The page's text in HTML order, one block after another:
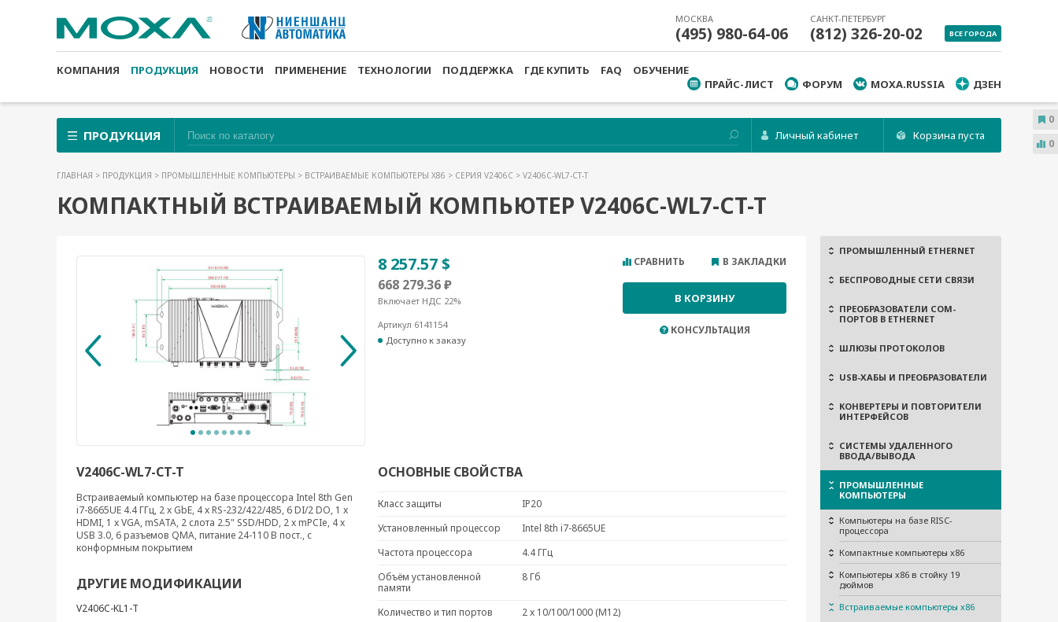
МОСКВА
(495) 980-64-06
САНКТ-ПЕТЕРБУРГ
(812) 326-20-02 ВСЕ ГОРОДА
КОМПАНИЯ ПРОДУКЦИЯ НОВОСТИ ПРИМЕНЕНИЕ ТЕХНОЛОГИИ ПОДДЕРЖКА ГДЕ КУПИТЬ FAQ
ОБУЧЕНИЕ
ПРАЙС-ЛИСТ
ФОРУМ MOXA.RUSSIA ДЗЕН
ПРОДУКЦИЯ Личный кабинет Корзина пуста
ГЛАВНАЯ > ПРОДУКЦИЯ > ПРОМЫШЛЕННЫЕ КОМПЬЮТЕРЫ > ВСТРАИВАЕМЫЕ КОМПЬЮТЕРЫ X86 > СЕРИЯ V2406C > V2406C-WL7-CT-T
КОМПАКТНЫЙ ВСТРАИВАЕМЫЙ КОМПЬЮТЕР V2406C-WL7-CT-T
ПРОМЫШЛЕННЫЙ ETHERNET
БЕСПРОВОДНЫЕ СЕТИ СВЯЗИ
ПРЕОБРАЗОВАТЕЛИ COM-
ПОРТОВ В ETHERNET
ШЛЮЗЫ ПРОТОКОЛОВ
USB-ХАБЫ И ПРЕОБРАЗОВАТЕЛИ
КОНВЕРТЕРЫ И ПОВТОРИТЕЛИ
ИНТЕРФЕЙСОВ
СИСТЕМЫ УДАЛЕННОГО
ВВОДА/ВЫВОДА
ПРОМЫШЛЕННЫЕ
КОМПЬЮТЕРЫ
Компьютеры на базе RISC-
процессора
Компактные компьютеры x86
Компьютеры x86 в стойку 19
дюймов
Встраиваемые компьютеры x86
8 257.57 $
668 279.36 ₽
Включает НДС 22%
Артикул 6141154
Доступно к заказу
СРАВНИТЬ В ЗАКЛАДКИ
В КОРЗИНУ
КОНСУЛЬТАЦИЯ
V2406C-WL7-CT-T
Встраиваемый компьютер на базе процессора Intel 8th Gen
i7-8665UE 4.4 ГГц, 2 x GbE, 4 x RS-232/422/485, 6 DI/2 DO, 1 x
HDMI, 1 x VGA, mSATA, 2 слота 2.5" SSD/HDD, 2 x mPCIe, 4 x
USB 3.0, 6 разъемов QMA, питание 24-110 В пост., с
конформным покрытием
ДРУГИЕ МОДИФИКАЦИИ
V2406C-KL1-T
ОСНОВНЫЕ СВОЙСТВА
Класс защиты
IP20
Установленный процессор
Intel 8th i7-8665UE
Частота процессора
4.4 ГГц
Объём установленной
памяти
8 Гб
Количество и тип портов
2 x 10/100/1000 (M12)
0
0